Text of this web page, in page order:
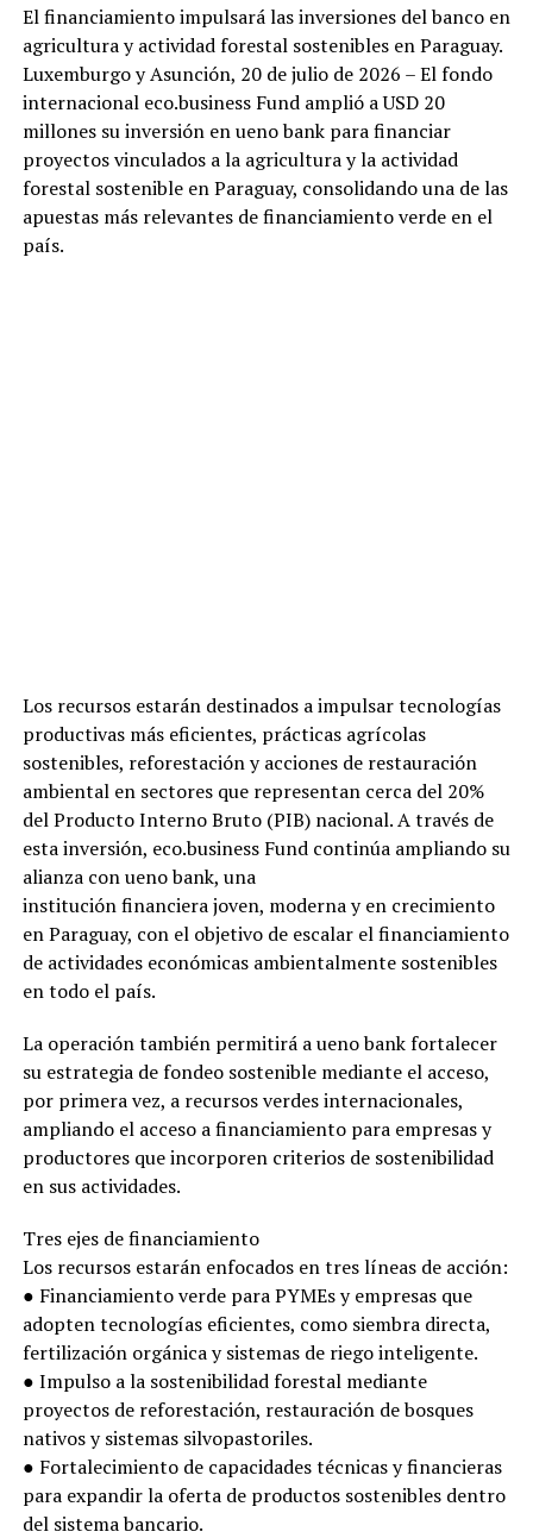
El financiamiento impulsará las inversiones del banco en
agricultura y actividad forestal sostenibles en Paraguay.
Luxemburgo y Asunción, 20 de julio de 2026 – El fondo
internacional eco.business Fund amplió a USD 20
millones su inversión en ueno bank para financiar
proyectos vinculados a la agricultura y la actividad
forestal sostenible en Paraguay, consolidando una de las
apuestas más relevantes de financiamiento verde en el
país.
Los recursos estarán destinados a impulsar tecnologías
productivas más eficientes, prácticas agrícolas
sostenibles, reforestación y acciones de restauración
ambiental en sectores que representan cerca del 20%
del Producto Interno Bruto (PIB) nacional. A través de
esta inversión, eco.business Fund continúa ampliando su
alianza con ueno bank, una
institución financiera joven, moderna y en crecimiento
en Paraguay, con el objetivo de escalar el financiamiento
de actividades económicas ambientalmente sostenibles
en todo el país.
La operación también permitirá a ueno bank fortalecer
su estrategia de fondeo sostenible mediante el acceso,
por primera vez, a recursos verdes internacionales,
ampliando el acceso a financiamiento para empresas y
productores que incorporen criterios de sostenibilidad
en sus actividades.
Tres ejes de financiamiento
Los recursos estarán enfocados en tres líneas de acción:
● Financiamiento verde para PYMEs y empresas que
adopten tecnologías eficientes, como siembra directa,
fertilización orgánica y sistemas de riego inteligente.
● Impulso a la sostenibilidad forestal mediante
proyectos de reforestación, restauración de bosques
nativos y sistemas silvopastoriles.
● Fortalecimiento de capacidades técnicas y financieras
para expandir la oferta de productos sostenibles dentro
del sistema bancario.